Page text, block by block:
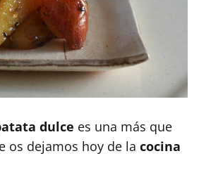
dulce es una más que
os dejamos hoy de la cocina